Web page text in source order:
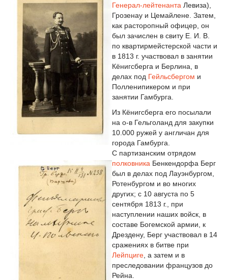
Генерал-лейтенанта Левиза),
Грозенау и Цемайлене. Затем,
как расторопный офицер, он
был зачислен в свиту Е. И. В.
по квартирмейстерской части и
в 1813 г. участвовал в занятии
Кёнигсберга и Берлина, в
делах под Гейльсбергом и
Полленипикером и при
занятии Гамбурга.
Из Кёнигсберга его посылали
на о-в Гельголанд для закупки
10.000 ружей у англичан для
города Гамбурга.
С партизанским отрядом
полковника Бенкендорфа Берг
был в делах под Лауэнбургом,
Ротенбургом и во многих
других; с 10 августа по 5
сентября 1813 г., при
наступлении наших войск, в
составе Богемской армии, к
Дрездену, Берг участвовал в 14
сражениях в битве при
Лейпциге , а затем и в
преследовании французов до
Рейна.